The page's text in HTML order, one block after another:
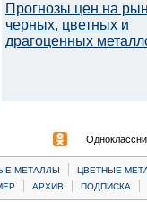
Прогнозы цен на
черных, цветных и
драгоценных
МЕТАЛЛЫ |
ЦВЕТНЫЕ
| АРХИВ | ПОДПИСКА |